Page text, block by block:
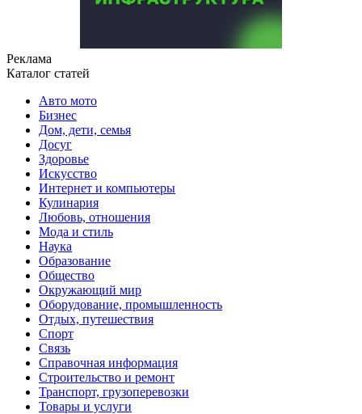
Реклама
Каталог статей
Авто мото
Бизнес
Дом, дети, семья
Досуг
Здоровье
Искусство
Интернет и компьютеры
Кулинария
Любовь, отношения
Мода и стиль
Наука
Образование
Общество
Окружающий мир
Оборудование, промышленность
Отдых, путешествия
Спорт
Связь
Справочная информация
Строительство и ремонт
Транспорт, грузоперевозки
Товары и услуги